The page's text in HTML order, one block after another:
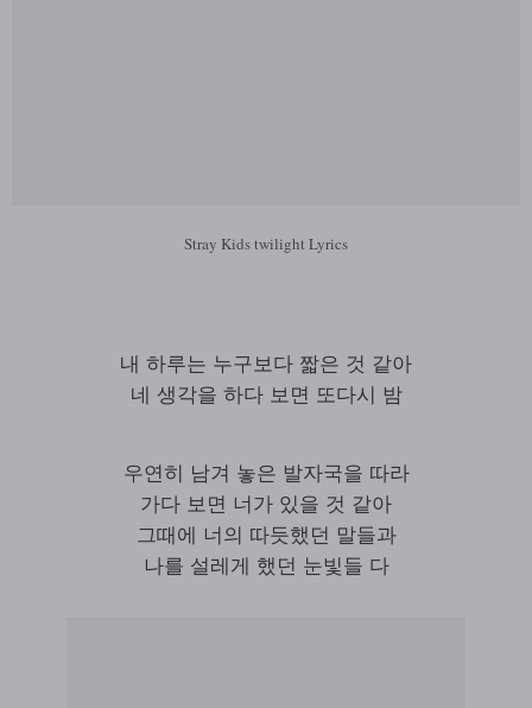
Stray Kids twilight Lyrics
내 하루는 누구보다 짧은 것 같아
네 생각을 하다 보면 또다시 밤
우연히 남겨 놓은 발자국을 따라
가다 보면 너가 있을 것 같아
그때에 너의 따듯했던 말들과
나를 설레게 했던 눈빛들 다